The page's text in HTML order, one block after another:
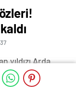
yıldızı Arda
üzerine
ayrıldığını